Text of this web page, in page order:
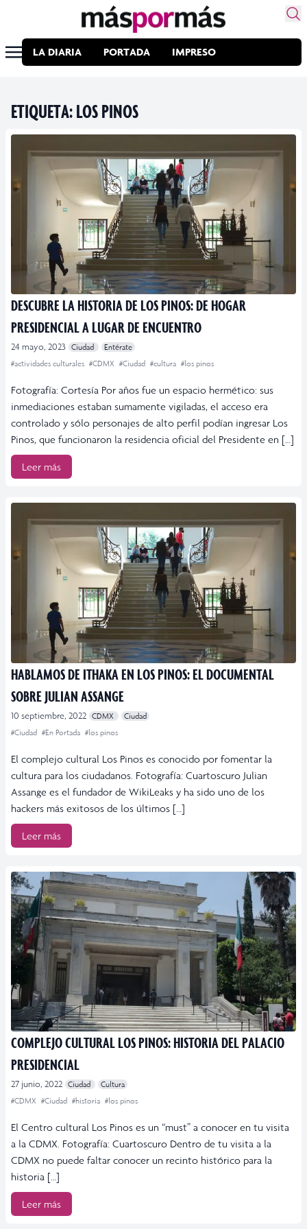
LA DIARIA PORTADA IMPRESO
ETIQUETA:LOS PINOS
DESCUBRE LA HISTORIA DE LOS PINOS: DE HOGAR
PRESIDENCIAL A LUGAR DE ENCUENTRO
24 mayo, 2023 Ciudad
Entérate
#actividades culturales #CDMX #Ciudad #cultura #los pinos
Fotografía: Cortesía Por años fue un espacio hermético: sus
inmediaciones estaban sumamente vigiladas, el acceso era
controlado y sólo personajes de alto perfil podían ingresar Los
Pinos, que funcionaron la residencia oficial del Presidente en […]
Leer más
HABLAMOS DE ITHAKA EN LOS PINOS: EL DOCUMENTAL
SOBRE JULIAN ASSANGE
10 septiembre, 2022 CDMX
Ciudad
#Ciudad #En Portada #los pinos
El complejo cultural Los Pinos es conocido por fomentar la
cultura para los ciudadanos. Fotografía: Cuartoscuro Julian
Assange es el fundador de WikiLeaks y ha sido uno de los
hackers más exitosos de los últimos […]
Leer más
COMPLEJO CULTURAL LOS PINOS: HISTORIA DEL PALACIO
PRESIDENCIAL
27 junio, 2022 Ciudad
Cultura
#CDMX #Ciudad #historia #los pinos
El Centro cultural Los Pinos es un “must” a conocer en tu visita
a la CDMX. Fotografía: Cuartoscuro Dentro de tu visita a la
CDMX no puede faltar conocer un recinto histórico para la
historia […]
Leer más